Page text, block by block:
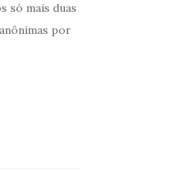
só mais duas
por